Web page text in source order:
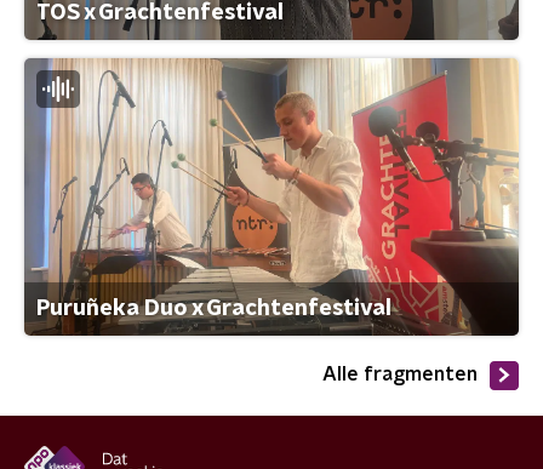
TOS x Grachtenfestival
Puruñeka Duo x Grachtenfestival
Alle fragmenten